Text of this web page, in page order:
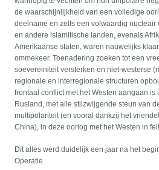
de waarschijnlijkheid van een volledige
deelname en zelfs een volwaardig nucleair
en andere islamitische landen, evenals
Amerikaanse staten, waren nauwelijks
ommekeer. Toenadering zoeken tot een
soevereiniteit versterken en niet-westerse
regionale en interregionale structuren
frontaal conflict met het Westen aangaan is
Rusland, met alle stilzwijgende steun van
multipolariteit (en vooral dankzij het
China), in deze oorlog met het Westen in
Dit alles werd duidelijk een jaar na het
Operatie.